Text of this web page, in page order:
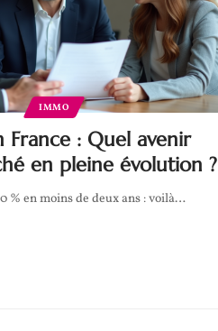
IMMO
France : Quel avenir
en pleine évolution ?
% en moins de deux ans : voilà…